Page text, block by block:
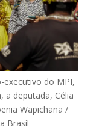
executivo do MPI,
a deputada, Célia
Wapichana /
Brasil